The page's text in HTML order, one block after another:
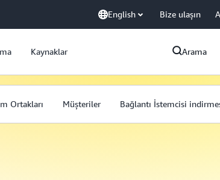
English Bize ulaşın
Kaynaklar Arama
Ortakları Müşteriler Bağlantı İstemcisi